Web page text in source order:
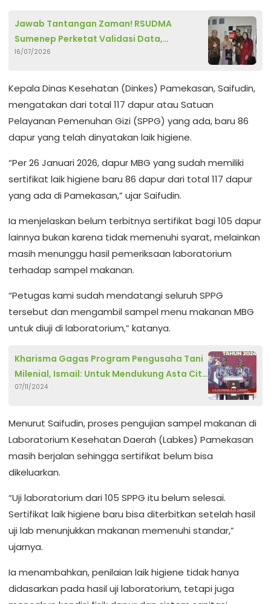
Jawab Tantangan Zaman! RSUDMA
Sumenep Perketat Validasi Data,
Kesalahan Medis Jadi Sorotan Utama
16/07/2026
Kepala Dinas Kesehatan (Dinkes) Pamekasan, Saifudin,
mengatakan dari total 117 dapur atau Satuan
Pelayanan Pemenuhan Gizi (SPPG) yang ada, baru 86
dapur yang telah dinyatakan laik higiene.
“Per 26 Januari 2026, dapur MBG yang sudah memiliki
sertifikat laik higiene baru 86 dapur dari total 117 dapur
yang ada di Pamekasan,” ujar Saifudin.
Ia menjelaskan belum terbitnya sertifikat bagi 105 dapur
lainnya bukan karena tidak memenuhi syarat, melainkan
masih menunggu hasil pemeriksaan laboratorium
terhadap sampel makanan.
“Petugas kami sudah mendatangi seluruh SPPG
tersebut dan mengambil sampel menu makanan MBG
untuk diuji di laboratorium,” katanya.
Kharisma Gagas Program Pengusaha Tani
Milenial, Ismail: Untuk Mendukung Asta Cita
Prabowo
07/11/2024
Menurut Saifudin, proses pengujian sampel makanan di
Laboratorium Kesehatan Daerah (Labkes) Pamekasan
masih berjalan sehingga sertifikat belum bisa
dikeluarkan.
“Uji laboratorium dari 105 SPPG itu belum selesai.
Sertifikat laik higiene baru bisa diterbitkan setelah hasil
uji lab menunjukkan makanan memenuhi standar,”
ujarnya.
Ia menambahkan, penilaian laik higiene tidak hanya
didasarkan pada hasil uji laboratorium, tetapi juga